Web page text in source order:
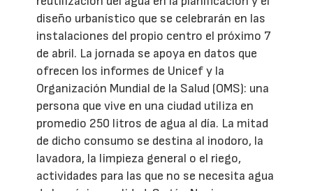
diseño urbanístico que se celebrarán en las
instalaciones del propio centro el próximo 7
de abril. La jornada se apoya en datos que
ofrecen los informes de Unicef y la
Organización Mundial de la Salud (OMS): una
persona que vive en una ciudad utiliza en
promedio 250 litros de agua al día. La mitad
de dicho consumo se destina al inodoro, la
lavadora, la limpieza general o el riego,
actividades para las que no se necesita agua